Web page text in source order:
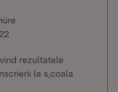
rezultatele
la s,coala